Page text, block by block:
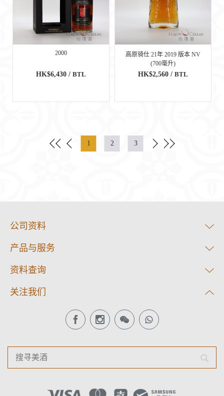
2000
HK$6,430 / BTL
高原骑仕 21年 2019 版本 NV
(700毫升)
HK$2,560 / BTL
1 2 3
公司资料
产品与服务
资料查询
关注我们